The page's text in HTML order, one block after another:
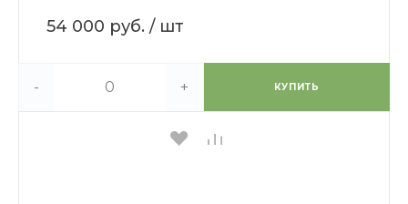
54 000 руб. / шт
- + КУПИТЬ